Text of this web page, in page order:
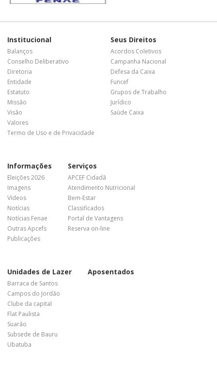
Institucional
Balanços
Conselho Deliberativo
Diretoria
Entidade
Estatuto
Missão
Visão
Valores
Termo de Uso e de Privacidade
Seus Direitos
Acordos Coletivos
Campanha Nacional
Defesa da Caixa
Funcef
Grupos de Trabalho
Jurídico
Saúde Caixa
Informações
Eleições 2026
Imagens
Vídeos
Notícias
Notícias Fenae
Outras Apcefs
Publicações
Serviços
APCEF Cidadã
Atendimento Nutricional
Bem-Estar
Classificados
Portal de Vantagens
Reserva on-line
Unidades de Lazer
Barraca de Santos
Campos do Jordão
Clube da capital
Flat Paulista
Suarão
Subsede de Bauru
Ubatuba
Aposentados